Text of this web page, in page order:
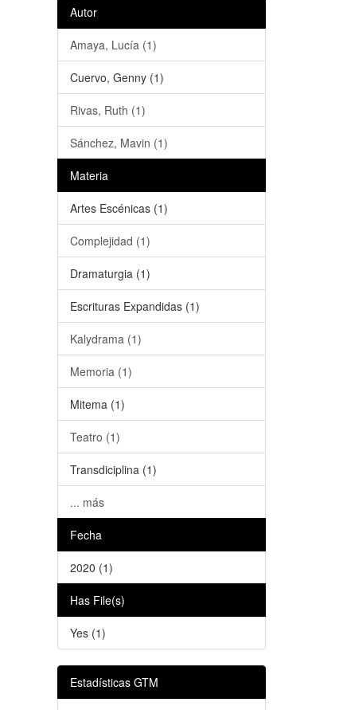
Autor
Amaya, Lucía (1)
Cuervo, Genny (1)
Rivas, Ruth (1)
Sánchez, Mavin (1)
Materia
Artes Escénicas (1)
Complejidad (1)
Dramaturgia (1)
Escrituras Expandidas (1)
Kalydrama (1)
Memoria (1)
Mitema (1)
Teatro (1)
Transdiciplina (1)
... más
Fecha
2020 (1)
Has File(s)
Yes (1)
Estadísticas GTM